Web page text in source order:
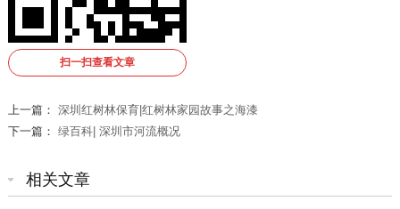
扫一扫查看文章
上一篇： 深圳红树林保育|红树林家园故事之海漆
下一篇： 绿百科| 深圳市河流概况
相关文章